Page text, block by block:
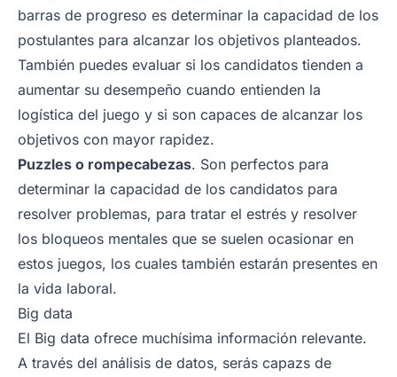
barras de progreso es determinar la capacidad de los
postulantes para alcanzar los objetivos planteados.
También puedes evaluar si los candidatos tienden a
aumentar su desempeño cuando entienden la
logística del juego y si son capaces de alcanzar los
objetivos con mayor rapidez.
Puzzles o rompecabezas. Son perfectos para
determinar la capacidad de los candidatos para
resolver problemas, para tratar el estrés y resolver
los bloqueos mentales que se suelen ocasionar en
estos juegos, los cuales también estarán presentes en
la vida laboral.
Big data
El Big data ofrece muchísima información relevante.
A través del análisis de datos, serás capazs de